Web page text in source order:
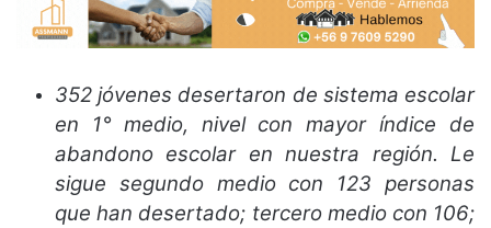
352 jóvenes desertaron de sistema escolar
en 1° medio, nivel con mayor índice de
abandono escolar en nuestra región. Le
sigue segundo medio con 123 personas
que han desertado; tercero medio con 106;